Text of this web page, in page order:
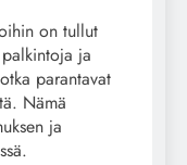
on tullut
ja
parantavat
Nämä
ja